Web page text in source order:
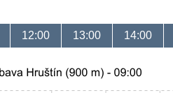
12:00 13:00 14:00